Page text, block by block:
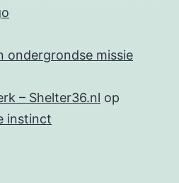
ondergrondse missie
– Shelter36.nl op
instinct